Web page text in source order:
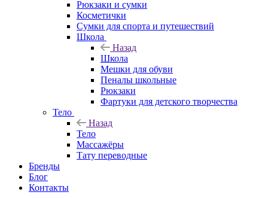
Рюкзаки и сумки
Косметички
Сумки для спорта и путешествий
Школа
Назад
Школа
Мешки для обуви
Пеналы школьные
Рюкзаки
Фартуки для детского творчества
Тело
Назад
Тело
Массажёры
Тату переводные
Бренды
Блог
Контакты